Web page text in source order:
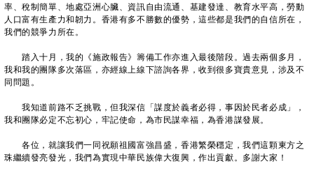
率、稅制簡單、地處亞洲心臟、資訊自由流通、基建發達、教育水平高，勞動
人口富有生產力和韌力。香港有多不勝數的優勢，這些都是我們的自信所在，
我們的競爭力所在。
踏入十月，我的《施政報告》籌備工作亦進入最後階段。過去兩個多月，
我和我的團隊多次落區，亦經線上線下諮詢各界，收到很多寶貴意見，涉及不
同問題。
我知道前路不乏挑戰，但我深信「謀度於義者必得，事因於民者必成」，
我和團隊必定不忘初心，牢記使命，為市民謀幸福，為香港謀發展。
各位，就讓我們一同祝願祖國富強昌盛，香港繁榮穩定，我們這顆東方之
珠繼續發亮發光，我們為實現中華民族偉大復興，作出貢獻。多謝大家！